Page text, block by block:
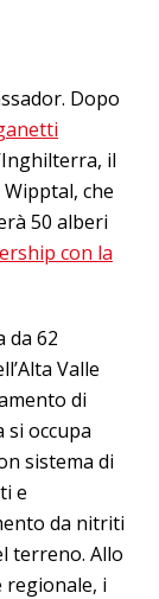
Dopo
il
che
50 alberi
con la
da 62
Valle
di
si occupa
sistema di
e
da nitriti
terreno. Allo
regionale, i